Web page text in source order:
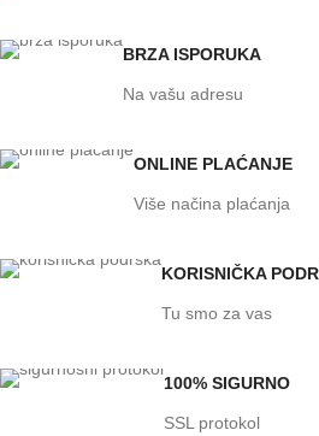
BRZA ISPORUKA
Na vašu adresu
ONLINE PLAĆANJE
Više načina plaćanja
KORISNIČKA
Tu smo za vas
100% SIGURNO
SSL protokol